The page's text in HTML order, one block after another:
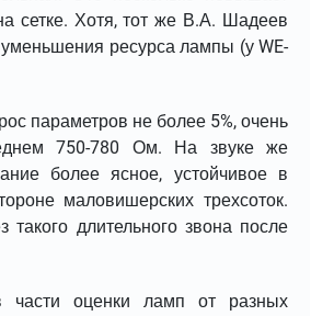
сетке. Хотя, тот же В.А. Шадеев
уменьшения ресурса лампы (у WE-
параметров не более 5%, очень
750-780 Ом. На звуке же
более ясное, устойчивое в
маловишерских трехсоток.
длительного звона после
части оценки ламп от разных